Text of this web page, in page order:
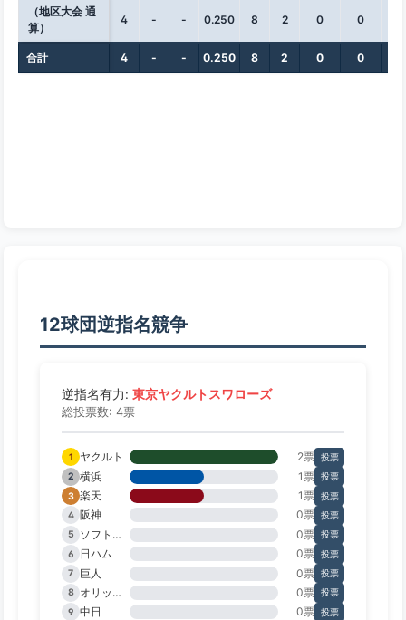
（地区大会 通
算）
4 - - 0.250 8 2 0 0
合計 4 - - 0.250 8 2 0 0
12球団逆指名競争
逆指名有力: 東京ヤクルトスワローズ
総投票数: 4票
1 ヤクルト 2票 投票
2 横浜 1票 投票
3 楽天 1票 投票
4 阪神 0票 投票
5
ソフトバンク 0票 投票
6
日ハム 0票 投票
7
巨人 0票 投票
8
オリックス 0票 投票
9 中日 0票 投票